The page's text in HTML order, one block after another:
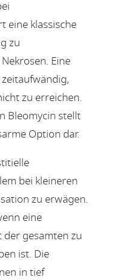
eine klassische
zu
Eine
zu erreichen.
Bleomycin stellt
Option dar.
bei kleineren
zu erwägen.
eine
der gesamten zu
ist. Die
in tief